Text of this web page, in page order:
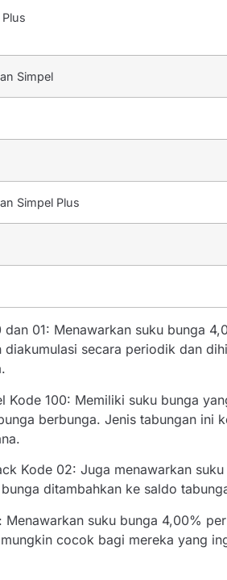
Simpel
Simpel Plus
dan 01: Menawarkan suku bunga
diakumulasi secara periodik dan
Kode 100: Memiliki suku bunga
berbunga. Jenis tabungan ini
Kode 02: Juga menawarkan
ditambahkan ke saldo
Menawarkan suku bunga 4,00%
cocok bagi mereka yang